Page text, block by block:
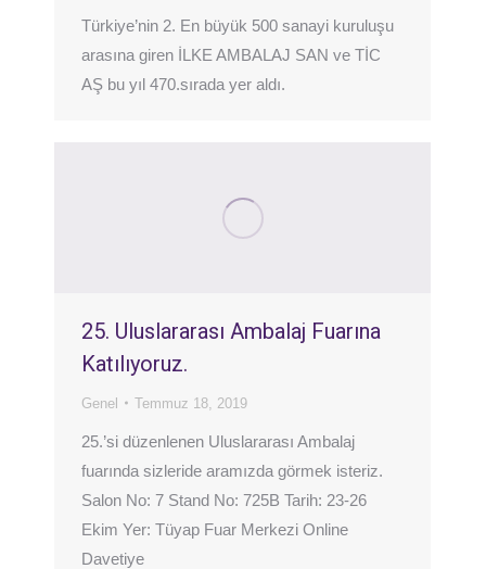
Türkiye’nin 2. En büyük 500 sanayi kuruluşu
arasına giren İLKE AMBALAJ SAN ve TİC
AŞ bu yıl 470.sırada yer aldı.
25. Uluslararası Ambalaj Fuarına
Katılıyoruz.
Genel Temmuz 18, 2019
25.’si düzenlenen Uluslararası Ambalaj
fuarında sizleride aramızda görmek isteriz.
Salon No: 7 Stand No: 725B Tarih: 23-26
Ekim Yer: Tüyap Fuar Merkezi Online
Davetiye